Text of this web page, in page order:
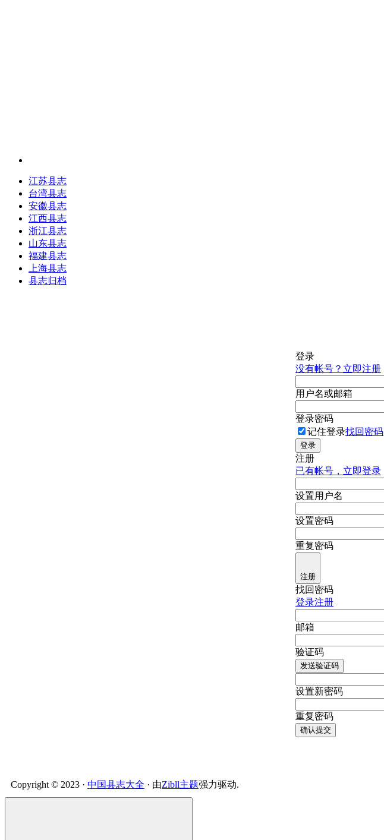
江苏县志
台湾县志
安徽县志
江西县志
浙江县志
山东县志
福建县志
上海县志
县志归档
登录
没有帐号？立即注册
用户名或邮箱
登录密码
记住登录找回密码
登录
注册
已有帐号，立即登录
设置用户名
设置密码
重复密码
注册
找回密码
登录注册
邮箱
验证码
发送验证码
设置新密码
重复密码
确认提交
Copyright © 2023 · 中国县志大全 · 由Zibll主题强力驱动.